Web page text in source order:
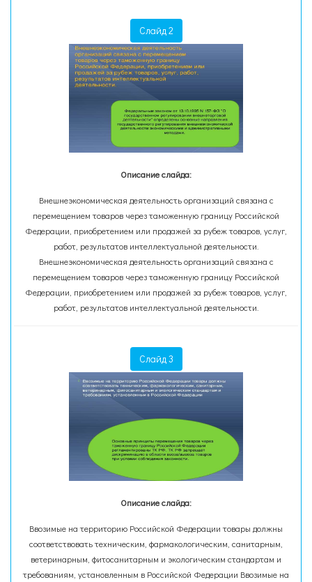
Слайд 2
Описание слайда:
Внешнеэкономическая деятельность организаций связана с
перемещением товаров через таможенную границу Российской
Федерации, приобретением или продажей за рубеж товаров, услуг,
работ, результатов интеллектуальной деятельности.
Внешнеэкономическая деятельность организаций связана с
перемещением товаров через таможенную границу Российской
Федерации, приобретением или продажей за рубеж товаров, услуг,
работ, результатов интеллектуальной деятельности.
Слайд 3
Описание слайда:
Ввозимые на территорию Российской Федерации товары должны
соответствовать техническим, фармакологическим, санитарным,
ветеринарным, фитосанитарным и экологическим стандартам и
требованиям, установленным в Российской Федерации Ввозимые на